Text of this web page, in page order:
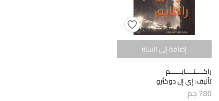
إضافة إلى السلة
راكــــتــــايــــــم
تأليف: إي إل دوكتُرو
780جم